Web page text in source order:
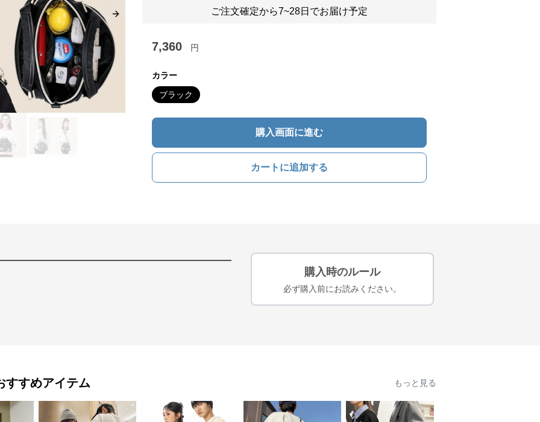
Next slide
ご注文確定から7~28日でお届け予定
7,360 円
カラー
ブラック
購入画面に進む
カートに追加する
購入時のルール
必ず購入前にお読みください。
すすめアイテム もっと見る